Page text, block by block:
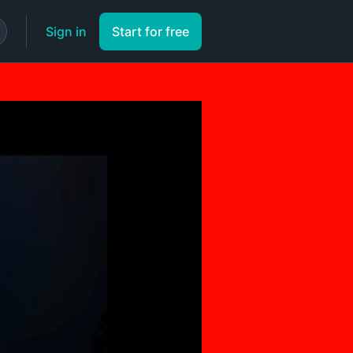
Sign in Start for free